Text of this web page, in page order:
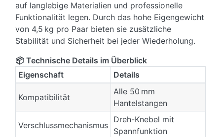
auf langlebige Materialien und professionelle
Funktionalität legen. Durch das hohe Eigengewicht
von 4,5 kg pro Paar bieten sie zusätzliche
Stabilität und Sicherheit bei jeder Wiederholung.
📦 Technische Details im Überblick
Eigenschaft
Details
Kompatibilität
Alle 50 mm
Hantelstangen
Verschlussmechanismus
Dreh-Knebel mit
Spannfunktion